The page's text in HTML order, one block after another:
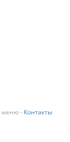
меню - Контакты